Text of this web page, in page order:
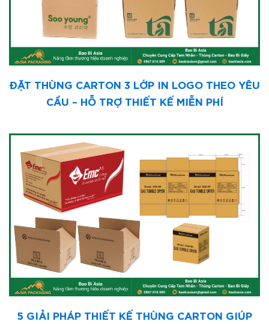
ĐẶT THÙNG CARTON 3 LỚP IN LOGO THEO YÊU
CẦU – HỖ TRỢ THIẾT KẾ MIỄN PHÍ
5 GIẢI PHÁP THIẾT KẾ THÙNG CARTON GIÚP